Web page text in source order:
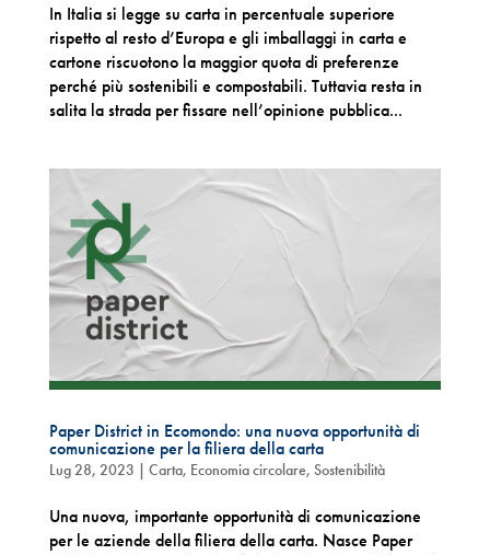
In Italia si legge su carta in percentuale superiore
rispetto al resto d’Europa e gli imballaggi in carta e
cartone riscuotono la maggior quota di preferenze
perché più sostenibili e compostabili. Tuttavia resta in
salita la strada per fissare nell’opinione pubblica...
Paper District in Ecomondo: una nuova opportunità di
comunicazione per la filiera della carta
Lug 28, 2023 | Carta, Economia circolare, Sostenibilità
Una nuova, importante opportunità di comunicazione
per le aziende della filiera della carta. Nasce Paper